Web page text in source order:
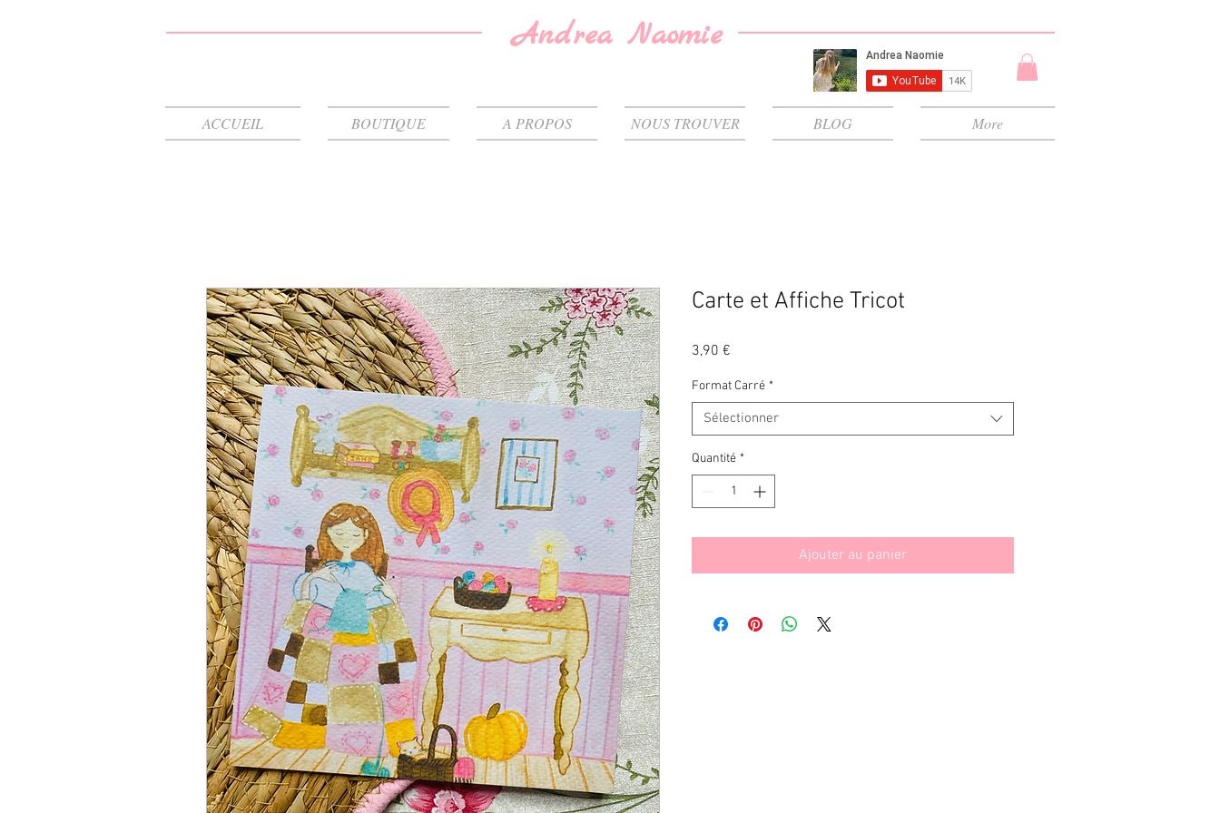
Andrea Naomie
ACCUEIL BOUTIQUE A PROPOS NOUS TROUVER BLOG More
Carte et Affiche Tricot
3,90 €
Format Carré *
Sélectionner
Quantité *
Ajouter au panier